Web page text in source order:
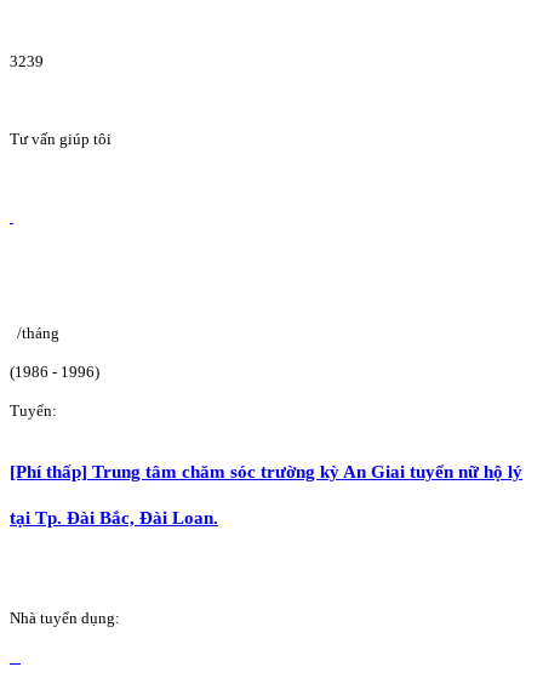
3239
Tư vấn giúp tôi
/tháng
(1986 - 1996)
Tuyển:
[Phí thấp] Trung tâm chăm sóc trường kỳ An Giai tuyển nữ hộ lý
tại Tp. Đài Bắc, Đài Loan.
Nhà tuyển dụng: